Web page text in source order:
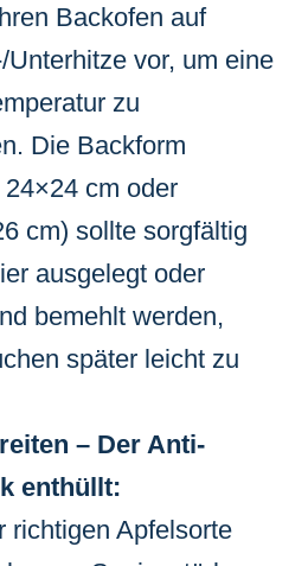
Backofen auf
Unterhitze vor, um eine
zu
Die Backform
cm oder
cm) sollte sorgfältig
ausgelegt oder
bemehlt werden,
später leicht zu
– Der Anti-
enthüllt:
richtigen Apfelsorte